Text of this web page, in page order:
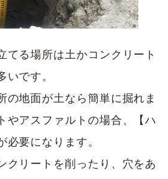
てる場所は土かコンクリート
いです。
の地面が土なら簡単に掘れま
やアスファルトの場合、【ハ
必要になります。
クリートを削ったり、穴をあ